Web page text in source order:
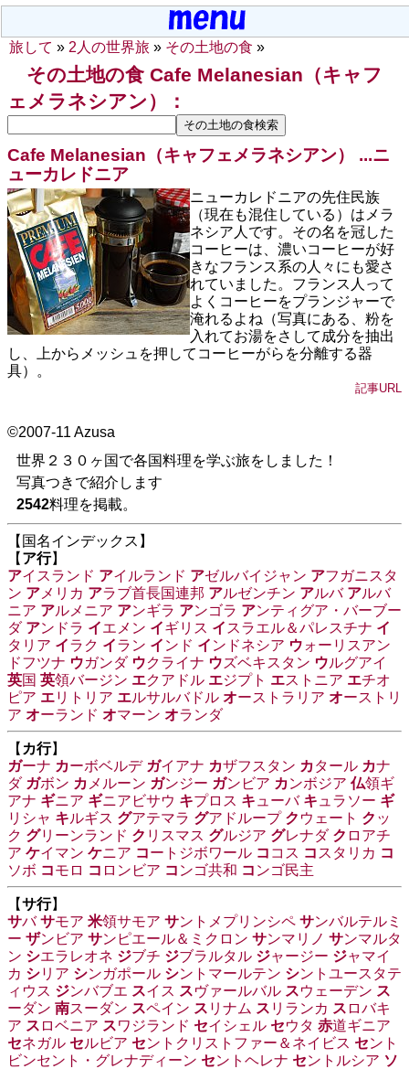
旅して » 2人の世界旅 » その土地の食 »
その土地の食 Cafe Melanesian（キャフ
ェメラネシアン）：
世界２３０ヶ国で各国料理を学ぶ旅をしました！
写真つきで紹介します
2542料理を掲載。
【国名インデックス】
【 ア行】
アイスランド アイルランド アゼルバイジャン アフガニスタ
ン ア メリカ アラブ首長国連邦 アルゼンチン アルバ アルバ
ニア アルメニア アンギラ アンゴラ アンティグア・バーブー
ダ アンドラ イエメン イギリス イ スラエル＆パレスチナ イ
タリア イラク イラン イ ンド イ ンドネシア ウ ォーリスアン
ドフツナ ウガンダ ウクライナ ウズベキスタン ウルグアイ
英国 英領バージン エクアドル エジプト エストニア エチオ
ピア エリトリア エルサルバドル オーストラリア オーストリ
ア オーランド オマーン オランダ
【 カ行】
ガーナ カーボベルデ ガイアナ カザフスタン カタール カナ
ダ ガボン カ メルーン ガンジー ガンビア カンボジア 仏領ギ
アナ ギニア ギニアビサウ キプロス キ ューバ キ ュラソー ギ
リシャ キルギス グアテマラ グアドループ ク ウェート ク ッ
ク グリーンランド ク リスマス グルジア グレナダ ク ロアチ
ア ケイマン ケニア コートジボワール コ コス コ スタリカ コ
ソボ コモロ コ ロンビア コ ンゴ共和 コ ンゴ民主
【サ行】
サバ サモア 米領サモア サントメプリンシペ サンバルテルミ
ー ザンビア サンピエール＆ミクロン サンマリノ サンマルタ
ン シエラレオネ ジブチ ジブラルタル ジャージー ジャマイ
カ シリア シンガポール シントマールテン シントユースタテ
ィウス ジンバブエ スイス スヴァールバル スウェーデン ス
ーダン 南スーダン スペイン ス リナム ス リランカ ス ロバキ
ア ス ロベニア スワジランド セイシェル セウタ 赤道ギニア
セネガル セルビア セントクリストファー＆ネイビス セント
ビンセント・グレナディーン セントヘレナ セントルシア ソ
Cafe Melanesian（キャフェメラネシアン） ...ニ
ューカレドニア
ニューカレドニアの先住民族
（現在も混住している）はメラ
ネシア人です。その名を冠した
コーヒーは、濃いコーヒーが好
きなフランス系の人々にも愛さ
れていました。フランス人って
よくコーヒーをプランジャーで
淹れるよね（写真にある、粉を
入れてお湯をさして成分を抽出
し、上からメッシュを押してコーヒーがらを分離する器
具）。
記事URL
©2007-11 Azusa